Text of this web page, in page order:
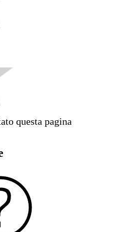
questa pagina